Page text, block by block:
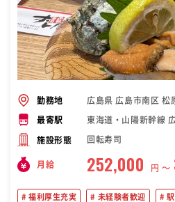
勤務地 広島県 広島市南区 松
最寄駅 東海道・山陽新幹線
施設形態 回転寿司
月給 252,000 円 〜
福利厚生充実 未経験者歓迎